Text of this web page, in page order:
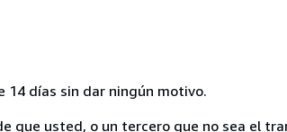
14 días sin dar ningún motivo.
que usted, o un tercero que no sea el